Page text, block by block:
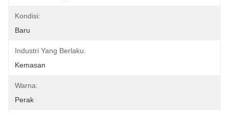
Kondisi:
Baru
Industri Yang Berlaku:
Kemasan
Warna:
Perak